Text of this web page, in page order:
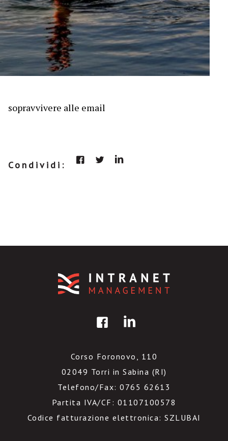
sopravvivere alle email
Condividi:
Corso Foronovo, 110
02049 Torri in Sabina (RI)
Telefono/Fax: 0765 62613
Partita IVA/CF: 01107100578
Codice fatturazione elettronica: SZLUBAI